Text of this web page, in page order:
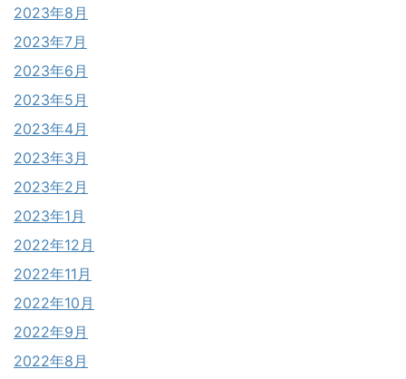
2023年8月
2023年7月
2023年6月
2023年5月
2023年4月
2023年3月
2023年2月
2023年1月
2022年12月
2022年11月
2022年10月
2022年9月
2022年8月